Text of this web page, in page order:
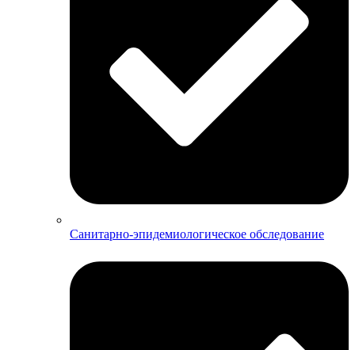
Санитарно-эпидемиологическое обследование